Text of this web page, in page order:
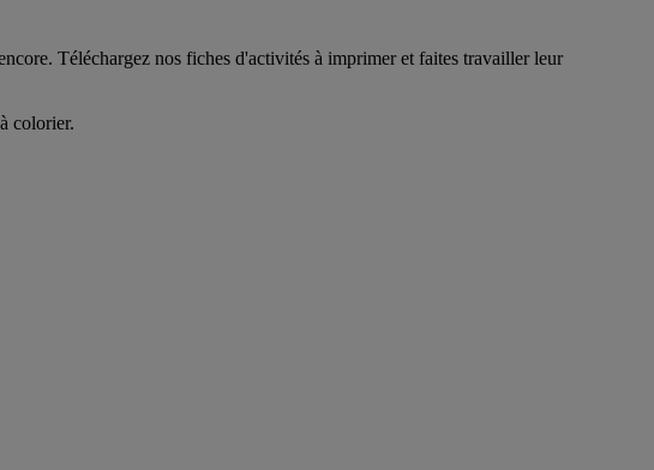
Téléchargez nos fiches d'activités à imprimer et faites travailler leur
colorier.